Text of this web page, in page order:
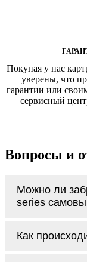
Покупая у нас
уверены, что
гарантии или
сервисный
Вопросы и
Можно ли
series
доставим
Как